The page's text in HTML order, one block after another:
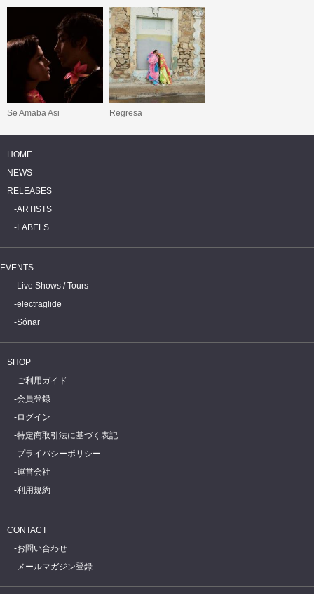
Se Amaba Asi Regresa
HOME
NEWS
RELEASES
ARTISTS
LABELS
EVENTS
Live Shows / Tours
electraglide
Sónar
SHOP
ご利用ガイド
会員登録
ログイン
特定商取引法に基づく表記
プライバシーポリシー
運営会社
利用規約
CONTACT
お問い合わせ
メールマガジン登録